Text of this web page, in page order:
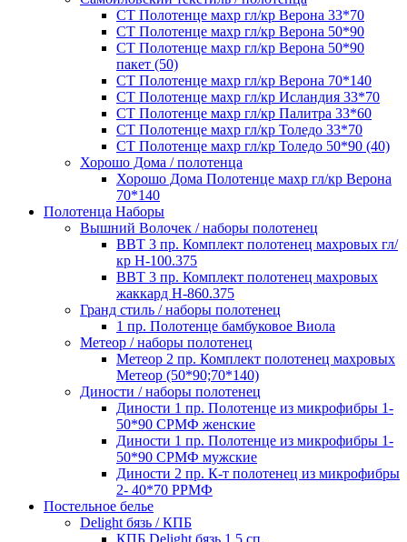
СТ Полотенце махр гл/кр Верона 33*70
СТ Полотенце махр гл/кр Верона 50*90
СТ Полотенце махр гл/кр Верона 50*90
пакет (50)
СТ Полотенце махр гл/кр Верона 70*140
СТ Полотенце махр гл/кр Исландия 33*70
СТ Полотенце махр гл/кр Палитра 33*60
СТ Полотенце махр гл/кр Толедо 33*70
СТ Полотенце махр гл/кр Толедо 50*90 (40)
Хорошо Дома / полотенца
Хорошо Дома Полотенце махр гл/кр Верона
70*140
Полотенца Наборы
Вышний Волочек / наборы полотенец
ВВТ 3 пр. Комплект полотенец махровых гл/
кр Н-100.375
ВВТ 3 пр. Комплект полотенец махровых
жаккард Н-860.375
Гранд стиль / наборы полотенец
1 пр. Полотенце бамбуковое Виола
Метеор / наборы полотенец
Метеор 2 пр. Комплект полотенец махровых
Метеор (50*90;70*140)
Диности / наборы полотенец
Диности 1 пр. Полотенце из микрофибры 1-
50*90 СРМФ женские
Диности 1 пр. Полотенце из микрофибры 1-
50*90 СРМФ мужские
Диности 2 пр. К-т полотенец из микрофибры
2- 40*70 РРМФ
Постельное белье
Delight бязь / КПБ